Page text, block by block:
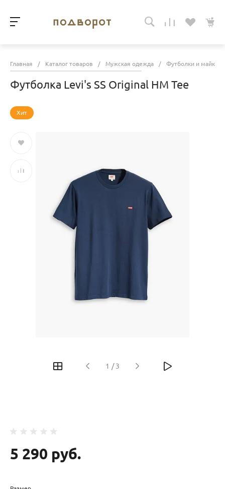
Главная / Каталог товаров / Мужская одежда / Футболки и майки
Футболка Levi's SS Original HM Tee
Хит
1 / 3
5 290 руб.